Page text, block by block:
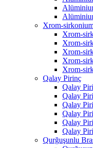
Xrom-
Xrom-
Xrom-
Xrom-
Xrom-
Xrom-
Qalay Pirinç
Qalay
Qalay
Qalay
Qalay
Qalay
Qalay
Qurğuşunlu